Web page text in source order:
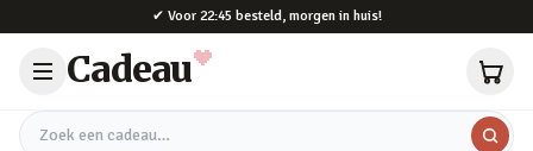
✔ Voor 22:45 besteld, morgen in huis!
Cadeau
Zoek een cadeau